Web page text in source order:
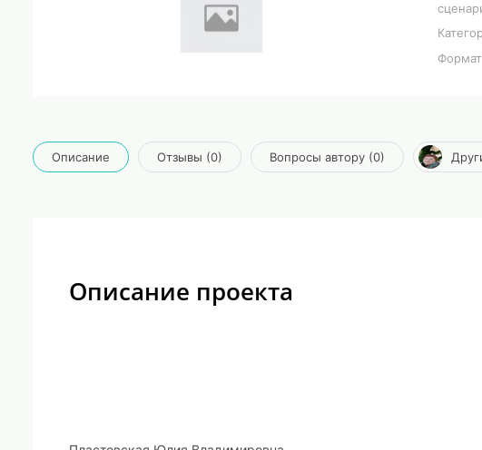
Формат
Описание Отзывы (0) Вопросы автору (0)
Описание проекта